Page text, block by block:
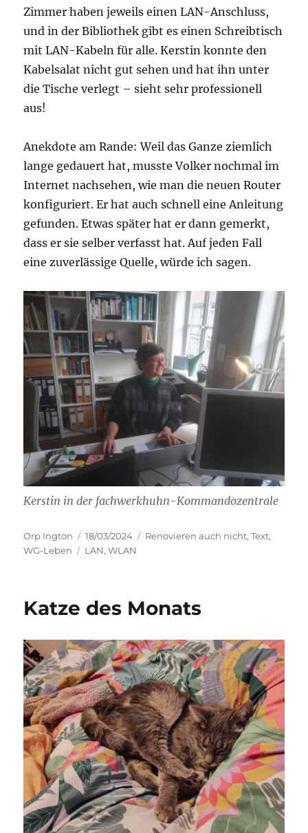
Zimmer haben jeweils einen LAN-Anschluss,
und in der Bibliothek gibt es einen Schreibtisch
mit LAN-Kabeln für alle. Kerstin konnte den
Kabelsalat nicht gut sehen und hat ihn unter
die Tische verlegt – sieht sehr professionell
aus!
Anekdote am Rande: Weil das Ganze ziemlich
lange gedauert hat, musste Volker nochmal im
Internet nachsehen, wie man die neuen Router
konfiguriert. Er hat auch schnell eine Anleitung
gefunden. Etwas später hat er dann gemerkt,
dass er sie selber verfasst hat. Auf jeden Fall
eine zuverlässige Quelle, würde ich sagen.
Kerstin in der fachwerkhuhn-Kommandozentrale
Autor
Orp Ington
Veröffentlicht
am
18/03/2024 Kategorien
Renovieren auch nicht,Text,
WG-Leben
Schlagwörter
LAN,WLAN
Katze des Monats